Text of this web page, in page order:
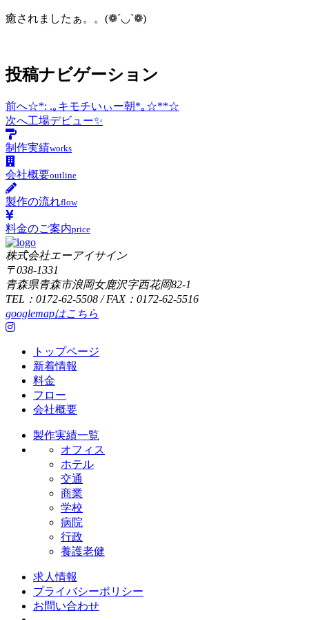
癒されましたぁ。。(❁´◡`❁)
投稿ナビゲーション
前へ☆*: .｡キモチいぃー朝*｡☆**☆
次へ工場デビュー✨
制作実績works
会社概要outline
製作の流れflow
料金のご案内price
株式会社エーアイサイン
〒038-1331
青森県青森市浪岡女鹿沢字西花岡82-1
TEL：0172-62-5508 / FAX：0172-62-5516
googlemapはこちら
トップページ
新着情報
料金
フロー
会社概要
製作実績一覧
オフィス
ホテル
交通
商業
学校
病院
行政
養護老健
求人情報
プライバシーポリシー
お問い合わせ